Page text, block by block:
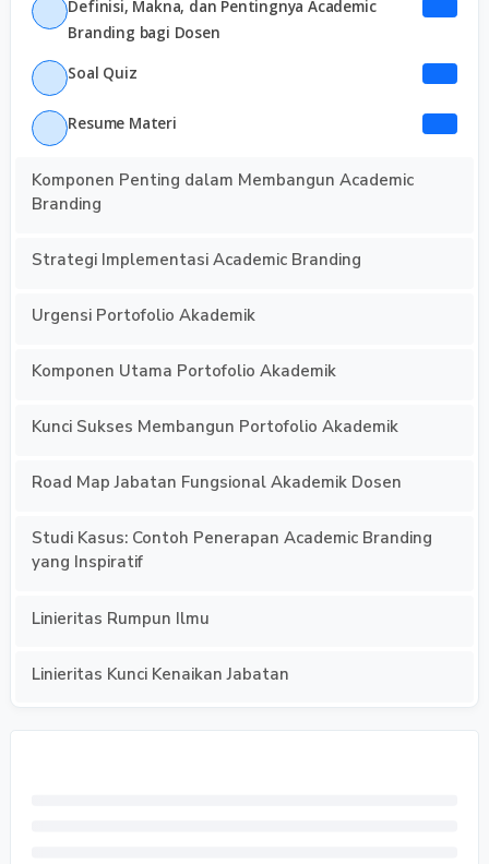
Definisi, Makna, dan Pentingnya Academic
Branding bagi Dosen
Soal Quiz
Resume Materi
Komponen Penting dalam Membangun Academic
Branding
Strategi Implementasi Academic Branding
Urgensi Portofolio Akademik
Komponen Utama Portofolio Akademik
Kunci Sukses Membangun Portofolio Akademik
Road Map Jabatan Fungsional Akademik Dosen
Studi Kasus: Contoh Penerapan Academic Branding
yang Inspiratif
Linieritas Rumpun Ilmu
Linieritas Kunci Kenaikan Jabatan